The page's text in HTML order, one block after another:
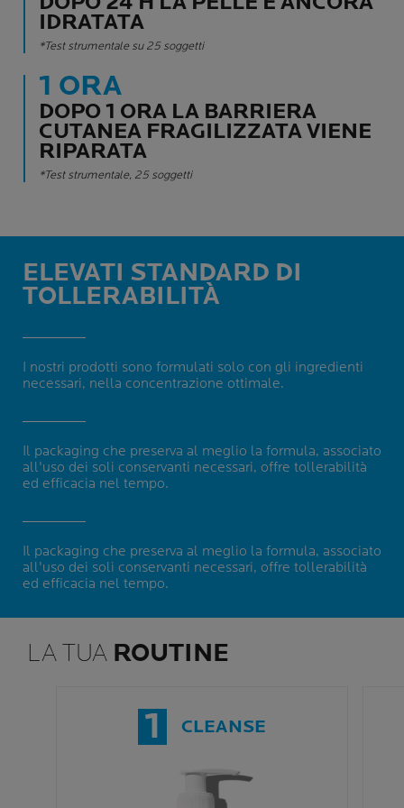
IDRATATA
*Test strumentale su 25 soggetti
1 ORA
DOPO 1 ORA LA BARRIERA
CUTANEA FRAGILIZZATA VIENE
RIPARATA
*Test strumentale, 25 soggetti
ELEVATI STANDARD DI
TOLLERABILITÀ
I nostri prodotti sono formulati solo con gli ingredienti
necessari, nella concentrazione ottimale.
Il packaging che preserva al meglio la formula, associato
all'uso dei soli conservanti necessari, offre tollerabilità
ed efficacia nel tempo.
Il packaging che preserva al meglio la formula, associato
all'uso dei soli conservanti necessari, offre tollerabilità
ed efficacia nel tempo.
LA TUA ROUTINE
1 CLEANSE